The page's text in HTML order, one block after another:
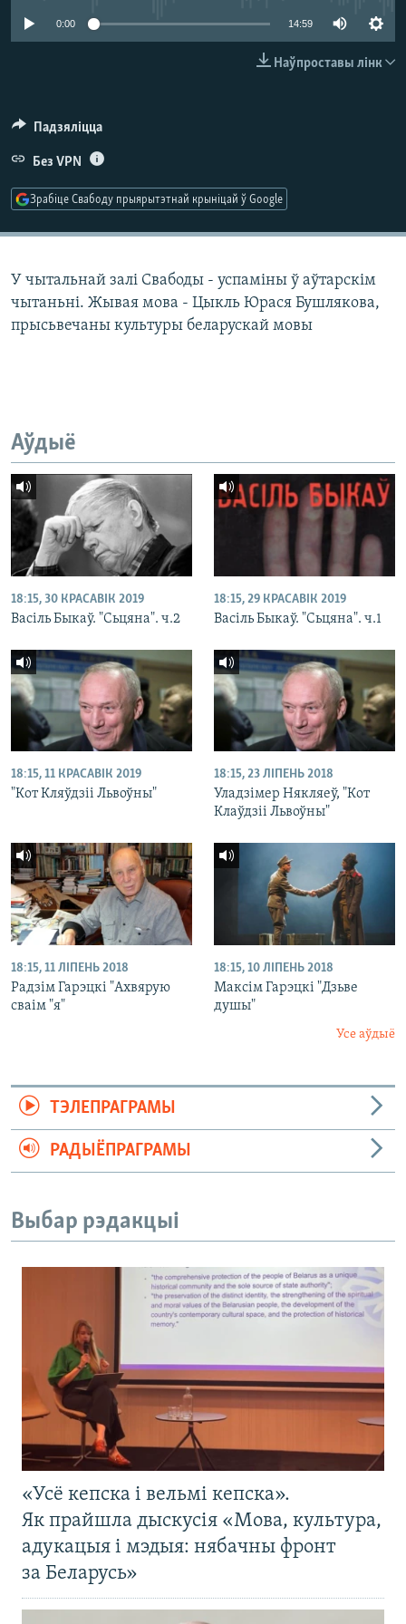
КАЛЯНДАР
НА ХВАЛЯХ СВАБОДЫ
0:00 14:59
Наўпроставы лінк
Падзяліцца
Без VPN
Зрабіце Свабоду прыярытэтнай крыніцай ў Google
У чытальнай залі Свабоды - успаміны ў аўтарскім
чытаньні. Жывая мова - Цыкль Юрася Бушлякова,
прысьвечаны культуры беларускай мовы
Аўдыё
18:15, 30 КРАСАВІК 2019
Васіль Быкаў. "Сьцяна". ч.2
18:15, 29 КРАСАВІК 2019
Васіль Быкаў. "Сьцяна". ч.1
18:15, 11 КРАСАВІК 2019
"Кот Кляўдзіі Львоўны"
18:15, 23 ЛІПЕНЬ 2018
Уладзімер Някляеў, "Кот
Клаўдзіі Львоўны"
18:15, 11 ЛІПЕНЬ 2018
Радзім Гарэцкі "Ахвярую
сваім "я"
18:15, 10 ЛІПЕНЬ 2018
Максім Гарэцкі "Дзьве
душы"
Усе аўдыё
ТЭЛЕПРАГРАМЫ
РАДЫЁПРАГРАМЫ
Выбар рэдакцыі
«Усё кепска і вельмі кепска».
Як прайшла дыскусія «Мова, культура,
адукацыя і мэдыя: нябачны фронт
за Беларусь»